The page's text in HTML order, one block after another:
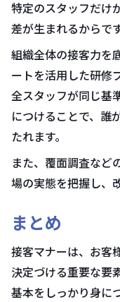
特定のスタッフだけ
差が生まれるからです
組織全体の接客力を
ートを活用した研修
全スタッフが同じ基
につけることで、誰
たれます。
また、覆面調査など
場の実態を把握し、
まとめ
接客マナーは、お客
決定づける重要な要
基本をしっかり身に